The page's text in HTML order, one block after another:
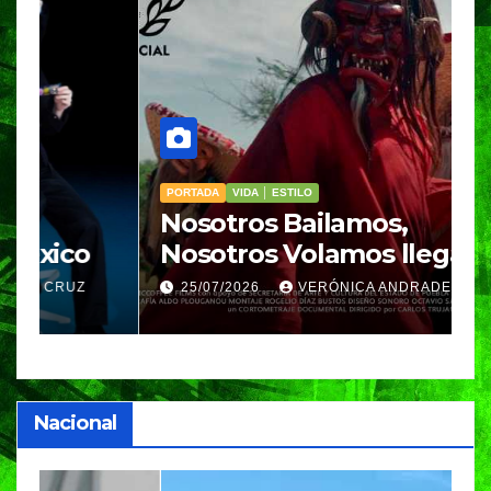
VIDA │ ESTILO
Nosotros Bailamos,
Nosotros Volamos llega al
GIFF
25/07/2026 VERÓNICA ANDRADE CRUZ
Nacional